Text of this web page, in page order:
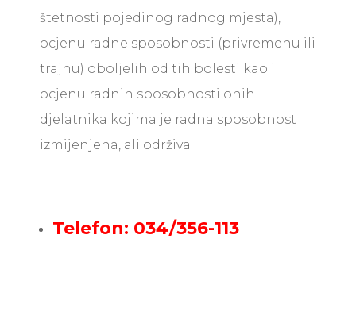
štetnosti pojedinog radnog mjesta),
ocjenu radne sposobnosti (privremenu ili
trajnu) oboljelih od tih bolesti kao i
ocjenu radnih sposobnosti onih
djelatnika kojima je radna sposobnost
izmijenjena, ali održiva.
Telefon: 034/356-113